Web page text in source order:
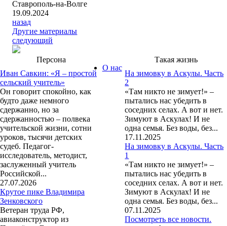
Ставрополь-на-Волге
19.09.2024
назад
Другие материалы
следующий
Персона
Иван Савкин: «Я – простой
сельский учитель»
Он говорит спокойно, как
будто даже немного
сдержанно, но за
сдержанностью – полвека
учительской жизни, сотни
уроков, тысячи детских
судеб. Педагог-
исследователь, методист,
заслуженный учитель
Российской...
27.07.2026
Крутое пике Владимира
Зенковского
Ветеран труда РФ,
авиаконструктор из
Такая жизнь
На зимовку в Аскулы. Часть
2
«Там никто не зимует!» –
пытались нас убедить в
соседних селах. А вот и нет.
Зимуют в Аскулах! И не
одна семья. Без воды, без...
17.11.2025
На зимовку в Аскулы. Часть
1
«Там никто не зимует!» –
пытались нас убедить в
соседних селах. А вот и нет.
Зимуют в Аскулах! И не
одна семья. Без воды, без...
07.11.2025
Посмотреть все новости.
О нас